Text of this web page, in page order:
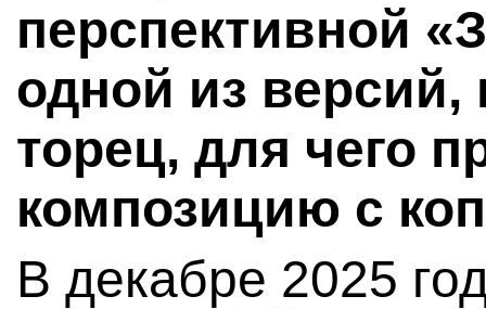
перспективной
одной из
торец, для чего
композицию с
В декабре 2025